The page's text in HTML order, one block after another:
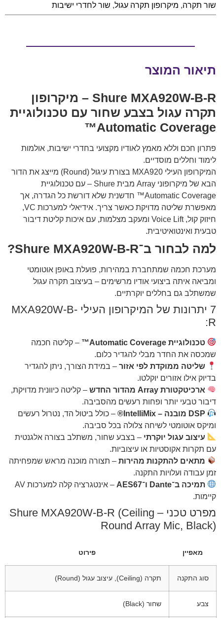
שור תקרה, מיקרופון תקרה עגול, שור לחדרי ישיבות
תיאור המוצר
Shure MXA920W-B-R – מיקרופון
תקרה עגול בצבע שחור עם טכנולוגיית
Automatic Coverage™
פתרון חכם וללא מאמץ לאודיו מקצועי בחדרי ישיבות, אולמות
לימוד וחללים מוסדיים.
המיקרופון העילי MXA920 בצורת עיגול (Round) מייצג את הדור
הבא של מיקרופוני Array מבית Shure – עם טכנולוגיית
Automatic Coverage™ חדשנית שלא דורשת כל הגדרה, אך
מאפשרת שליטה מדויקת כאשר צריך. אידיאלי למערכות VC,
חיזוק קול, Voice Lift ומעקב מצלמות, עם איכות קליטת דיבור
טבעית ואינטואיטיבית.
למה לבחור ב־Shure MXA920W-B-R?
מערכת חכמה שמתחברת במהירות, פועלת באופן אוטומטי
ומביאה איתה ביצועי אודיו מרשימים – בעיצוב תקרה עגול
שמשתלב גם בחללים יוקרתיים.
7 יתרונות של המיקרופון העילי MXA920W-B-
R:
טכנולוגיית Automatic Coverage™
– קליטה חכמה
שמכסה את החדר מבלי להגדיר כלום.
שליטה ממוקדת לפי אזור – במידת הצורך, ניתן להגדיר
בדיוק אילו אזורים יוקלטו.
ארכיטקטורת Array מהדור החדש
– קליטה כיוונית מדויקת,
דיבור טבעי יותר ופחות רעשים מהסביבה.
DSP מובנה – IntelliMix®
– כולל ביטול הד, נטרול רעשים
ומיקס אוטומטי לשיחה צלולה בכל סביבה.
עיצוב עגול יוקרתי – בצבע שחור, משתלב בצורה אלגנטית
עם תקרות אקוסטיות או עיצוביות.
מתאים להתקנות מהירות – תצורה מוכנה מראש שמפחיתה
זמן עבודה ועלויות התקנה.
תמיכה ב־Dante ו־AES67
– אינטגרציה קלה למערכות AV
קיימות.
מפרט טכני – Shure MXA920W-B-R (Ceiling
Round Array Mic, Black)
מאפיין פירוט
סוג התקנה תקרה (Ceiling), עיצוב עגול (Round)
צבע שחור (Black)